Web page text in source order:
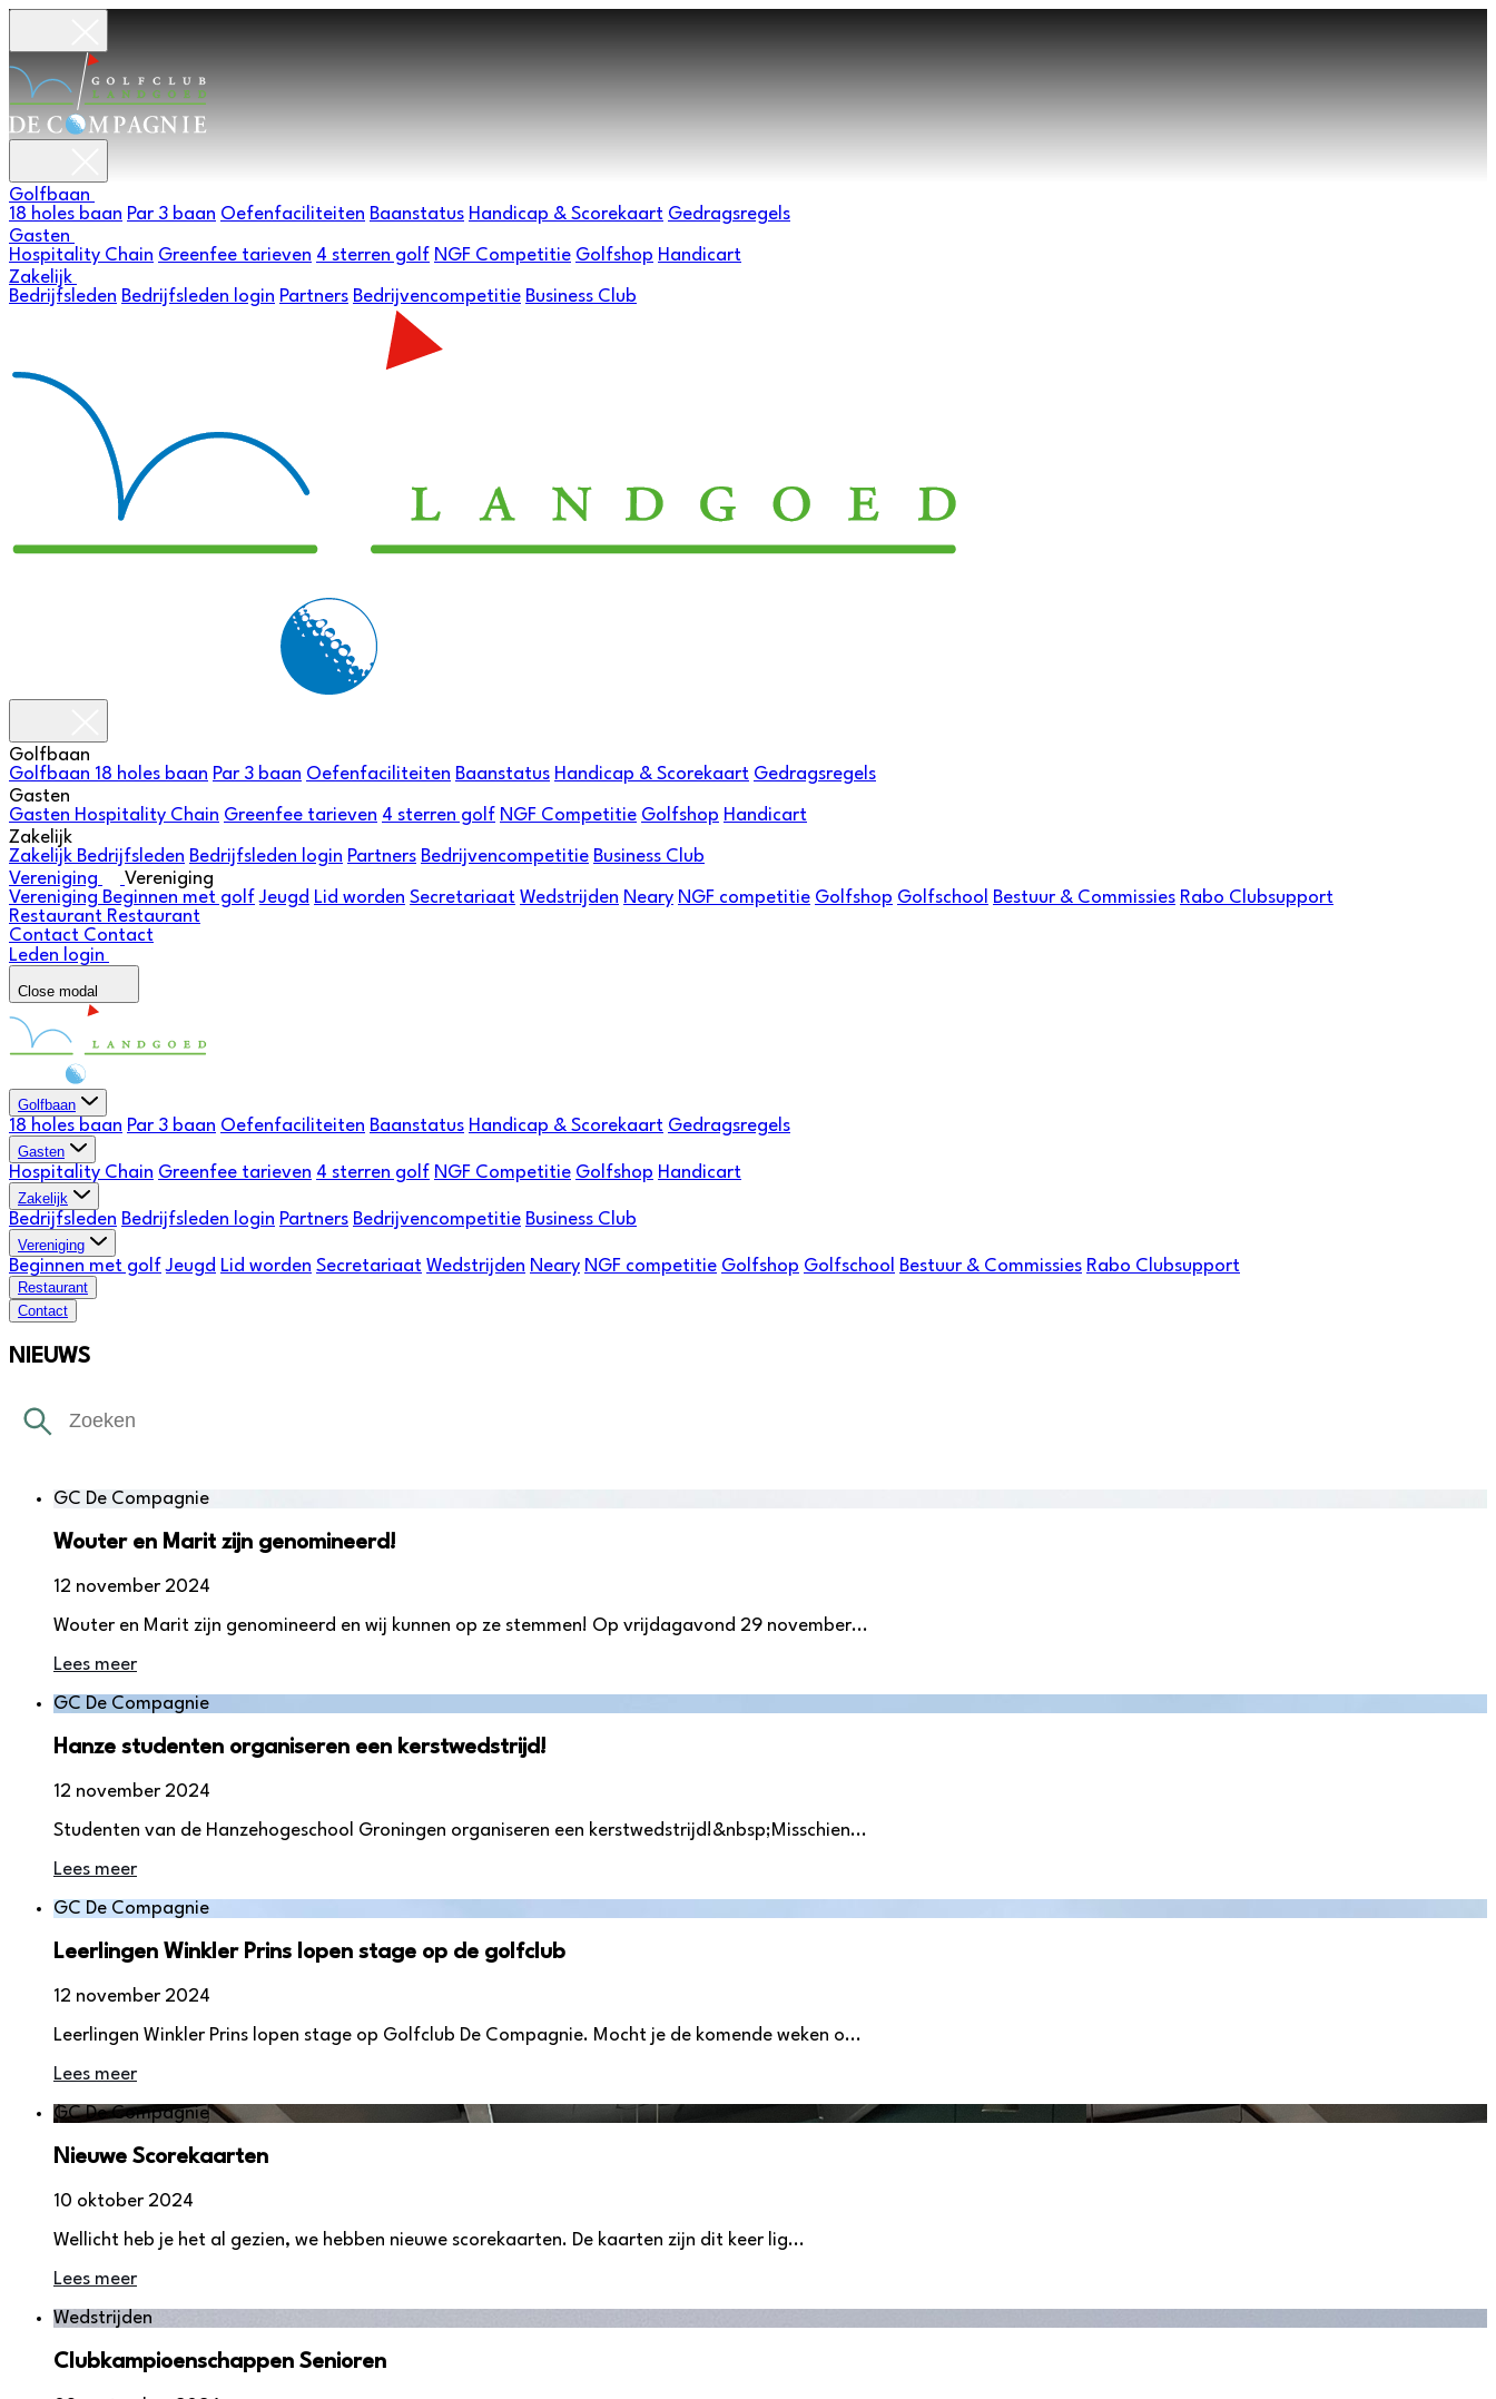
Golfbaan
18 holes baan Par 3 baan Oefenfaciliteiten Baanstatus Handicap & Scorekaart Gedragsregels
Gasten
Hospitality Chain Greenfee tarieven 4 sterren golf NGF Competitie Golfshop Handicart
Zakelijk
Bedrijfsleden Bedrijfsleden login Partners Bedrijvencompetitie Business Club
Golfbaan
Golfbaan 18 holes baan Par 3 baan Oefenfaciliteiten Baanstatus Handicap & Scorekaart Gedragsregels
Gasten
Gasten Hospitality Chain Greenfee tarieven 4 sterren golf NGF Competitie Golfshop Handicart
Zakelijk
Zakelijk Bedrijfsleden Bedrijfsleden login Partners Bedrijvencompetitie Business Club
Vereniging
Vereniging
Vereniging Beginnen met golf Jeugd Lid worden Secretariaat Wedstrijden Neary NGF competitie Golfshop Golfschool Bestuur & Commissies Rabo Clubsupport
Restaurant Restaurant
Contact Contact
Leden login
Close modal
Golfbaan
18 holes baan Par 3 baan Oefenfaciliteiten Baanstatus Handicap & Scorekaart Gedragsregels
Gasten
Hospitality Chain Greenfee tarieven 4 sterren golf NGF Competitie Golfshop Handicart
Zakelijk
Bedrijfsleden Bedrijfsleden login Partners Bedrijvencompetitie Business Club
Vereniging
Beginnen met golf Jeugd Lid worden Secretariaat Wedstrijden Neary NGF competitie Golfshop Golfschool Bestuur & Commissies Rabo Clubsupport
Restaurant
Contact
NIEUWS
GC De Compagnie
Wouter en Marit zijn genomineerd!
12 november 2024
Wouter en Marit zijn genomineerd en wij kunnen op ze stemmen! Op vrijdagavond 29 november...
Lees meer
GC De Compagnie
Hanze studenten organiseren een kerstwedstrijd!
12 november 2024
Studenten van de Hanzehogeschool Groningen organiseren een kerstwedstrijd!&nbsp;Misschien...
Lees meer
GC De Compagnie
Leerlingen Winkler Prins lopen stage op de golfclub
12 november 2024
Leerlingen Winkler Prins lopen stage op Golfclub De Compagnie. Mocht je de komende weken o...
Lees meer
GC De Compagnie
Nieuwe Scorekaarten
10 oktober 2024
Wellicht heb je het al gezien, we hebben nieuwe scorekaarten. De kaarten zijn dit keer lig...
Lees meer
Wedstrijden
Clubkampioenschappen Senioren